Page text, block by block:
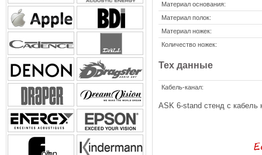
Материал основания:
Материал полок:
Материал ножек:
Количество ножек:
Тех данные
Кабель-канал:
ASK 6-stand стенд с